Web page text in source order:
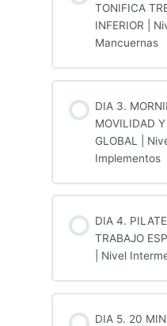
TONIFICA
INFERIOR |
Mancuernas
DIA 3.
MOVILIDAD
GLOBAL |
Implementos
DIA 4.
TRABAJO
| Nivel
DIA 5. 20 MIN